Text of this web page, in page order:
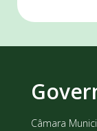
Câmara